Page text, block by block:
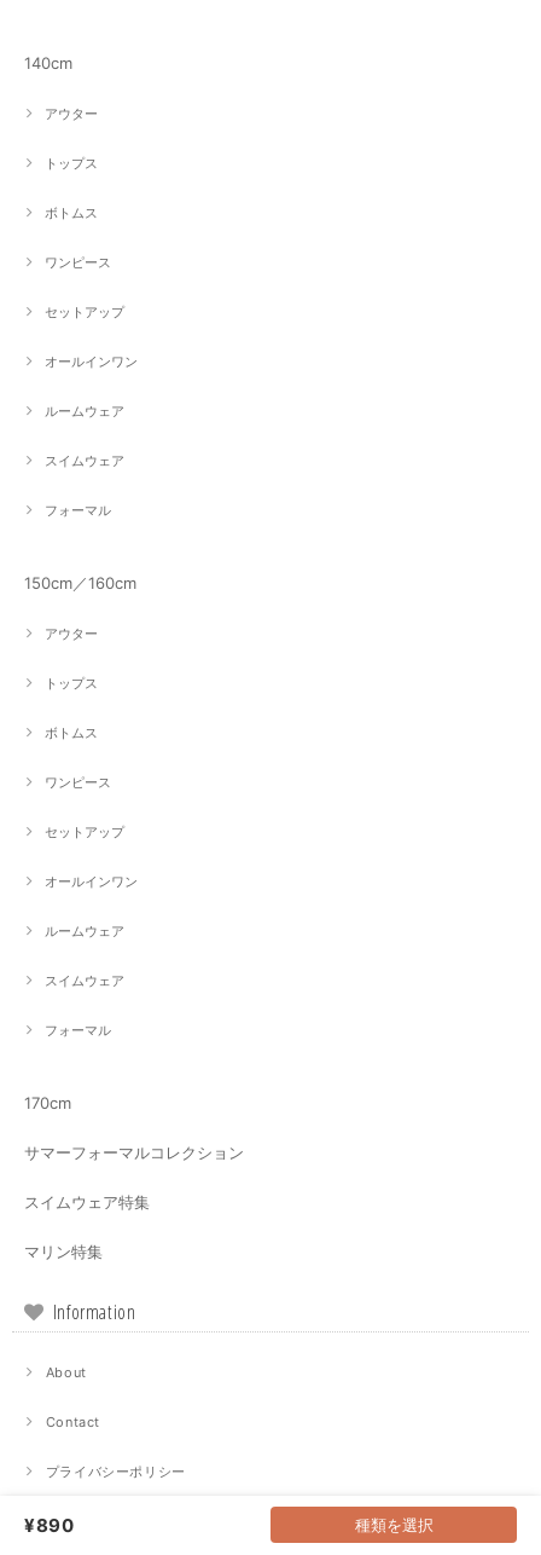
140cm
アウター
トップス
ボトムス
ワンピース
セットアップ
オールインワン
ルームウェア
スイムウェア
フォーマル
150cm／160cm
アウター
トップス
ボトムス
ワンピース
セットアップ
オールインワン
ルームウェア
スイムウェア
フォーマル
170cm
サマーフォーマルコレクション
スイムウェア特集
マリン特集
Information
About
Contact
プライバシーポリシー
特定商取引法に基づく表記
¥890 種類を選択